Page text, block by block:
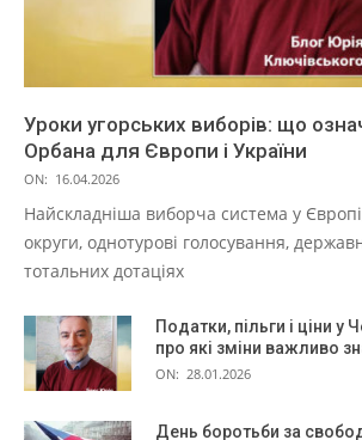
Уроки угорських виборів: що
Орбана для Європи і України
ON: 16.04.2026
Найскладніша виборча система у
округи, однотурові голосування,
тотальних дотаціях
Податки, пільги і ціни у
про які зміни важливо
ON: 28.01.2026
День боротьби за